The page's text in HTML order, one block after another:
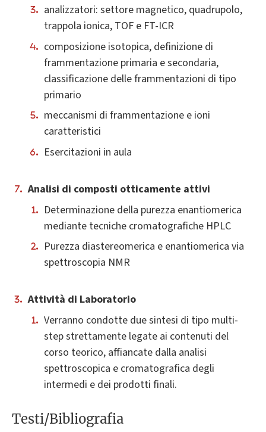
analizzatori: settore magnetico, quadrupolo,
trappola ionica, TOF e FT-ICR
composizione isotopica, definizione di
frammentazione primaria e secondaria,
classificazione delle frammentazioni di tipo
primario
meccanismi di frammentazione e ioni
caratteristici
Esercitazioni in aula
Analisi di composti otticamente attivi
Determinazione della purezza enantiomerica
mediante tecniche cromatografiche HPLC
Purezza diastereomerica e enantiomerica via
spettroscopia NMR
Attività di Laboratorio
Verranno condotte due sintesi di tipo multi-
step strettamente legate ai contenuti del
corso teorico, affiancate dalla analisi
spettroscopica e cromatografica degli
intermedi e dei prodotti finali.
Testi/Bibliografia